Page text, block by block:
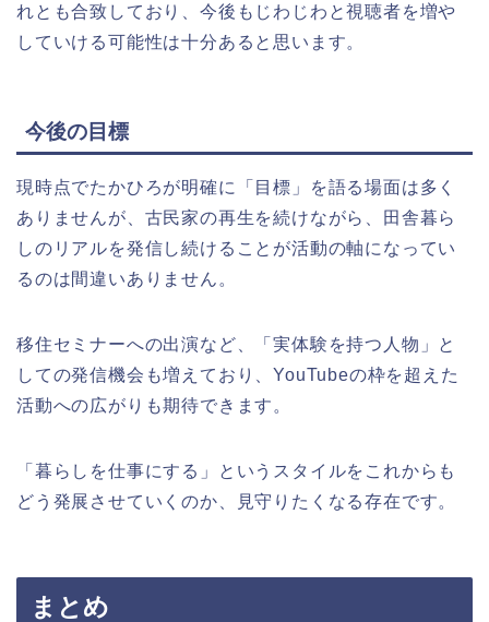
れとも合致しており、今後もじわじわと視聴者を増や
していける可能性は十分あると思います。
今後の目標
現時点でたかひろが明確に「目標」を語る場面は多く
ありませんが、古民家の再生を続けながら、田舎暮ら
しのリアルを発信し続けることが活動の軸になってい
るのは間違いありません。
移住セミナーへの出演など、「実体験を持つ人物」と
しての発信機会も増えており、YouTubeの枠を超えた
活動への広がりも期待できます。
「暮らしを仕事にする」というスタイルをこれからも
どう発展させていくのか、見守りたくなる存在です。
まとめ